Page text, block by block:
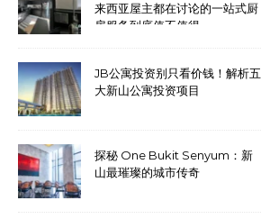
来西亚屋主都在讨论的一站式厨
房服务到底值不值得
JB公寓投资别只看价钱！解析五
大新山公寓投资项目
探秘 One Bukit Senyum：新
山最璀璨的城市传奇